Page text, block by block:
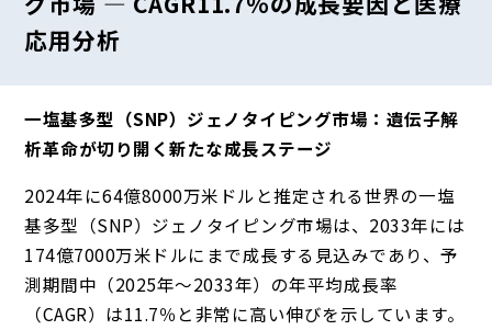
応用分析
一塩基多型（SNP）ジェノタイピング市場：遺伝子解
析革命が切り開く新たな成長ステージ
2024年に64億8000万米ドルと推定される世界の一塩
基多型（SNP）ジェノタイピング市場は、2033年には
174億7000万米ドルにまで成長する見込みであり、予
測期間中（2025年～2033年）の年平均成長率
（CAGR）は11.7％と非常に高い伸びを示しています。